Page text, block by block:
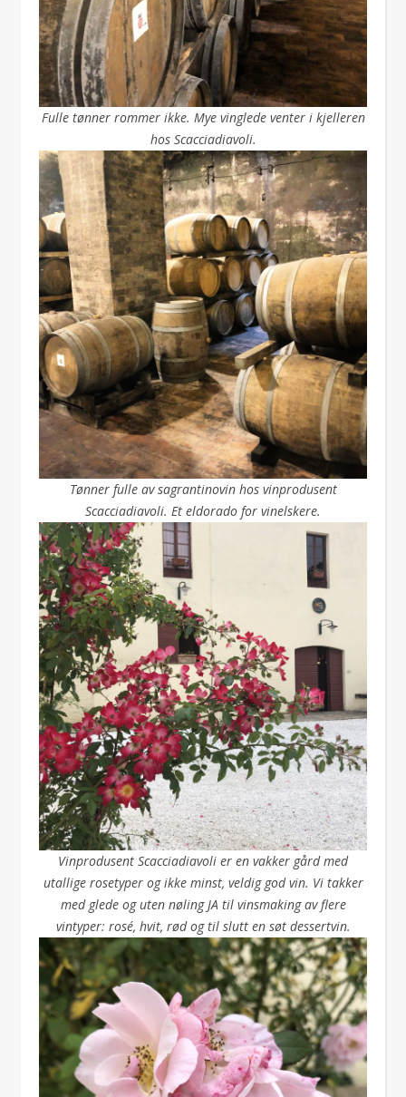
Fulle tønner rommer ikke. Mye vinglede venter i kjelleren
hos Scacciadiavoli.
Tønner fulle av sagrantinovin hos vinprodusent
Scacciadiavoli. Et eldorado for vinelskere.
Vinprodusent Scacciadiavoli er en vakker gård med
utallige rosetyper og ikke minst, veldig god vin. Vi takker
med glede og uten nøling JA til vinsmaking av flere
vintyper: rosé, hvit, rød og til slutt en søt dessertvin.